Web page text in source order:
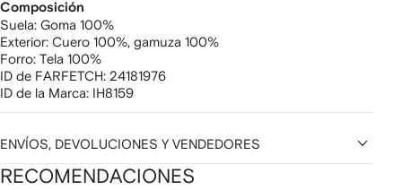
Composición
Suela: Goma 100%
Exterior: Cuero 100%, gamuza 100%
Forro: Tela 100%
ID de FARFETCH: 24181976
ID de la Marca: IH8159
ENVÍOS, DEVOLUCIONES Y VENDEDORES
RECOMENDACIONES